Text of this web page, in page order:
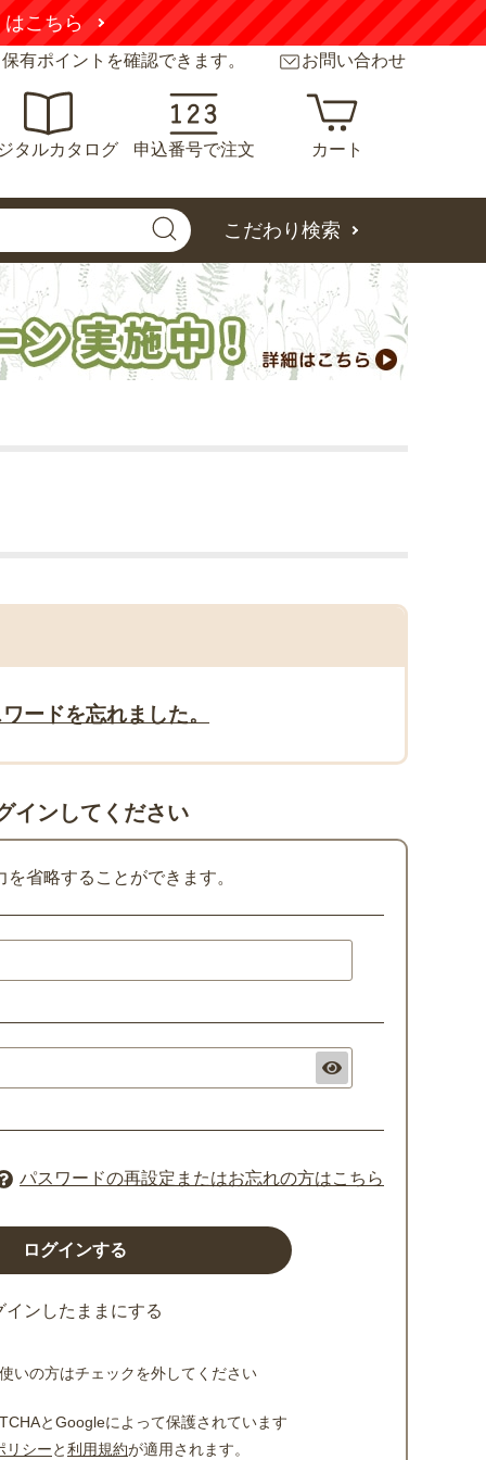
はこちら
有ポイントを確認できます。 お問い合わせ
タルカタログ 申込番号で注文 カート
こだわり検索
ードを忘れました。
インしてください
省略することができます。
パスワードの再設定またはお忘れの方はこちら
インしたままにする
いの方はチェックを外してください
とGoogleによって保護されています
リシーと利用規約が適用されます。